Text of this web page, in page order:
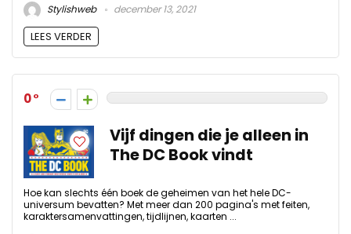
Stylishweb
december 13, 2021
LEES VERDER
0
Vijf dingen die je alleen in
The DC Book vindt
Hoe kan slechts één boek de geheimen van het hele DC-
universum bevatten? Met meer dan 200 pagina's met feiten,
karaktersamenvattingen, tijdlijnen, kaarten ...